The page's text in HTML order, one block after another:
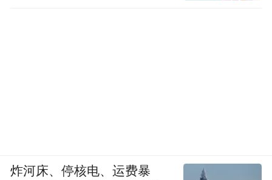
炸河床、停核电、运费暴